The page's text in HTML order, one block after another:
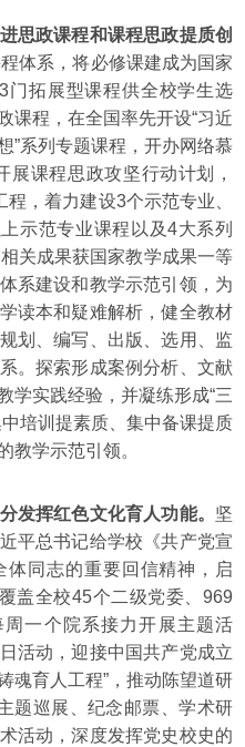
思政课程和课程思政提质创
体系，将必修课建成为国家
门拓展型课程供全校学生选
课程，在全国率先开设“习近
”系列专题课程，开办网络慕
展课程思政攻坚行动计划，
程，着力建设3个示范专业、
示范专业课程以及4大系列
关成果获国家教学成果一等
系建设和教学示范引领，为
读本和疑难解析，健全教材
划、编写、出版、选用、监
。探索形成案例分析、文献
学实践经验，并凝练形成“三
培训提素质、集中备课提质
教学示范引领。
发挥红色文化育人功能。 坚
平总书记给学校《共产党宣
同志的重要回信精神，启
盖全校45个二级党委、969
一个院系接力开展主题活
活动，迎接中国共产党成立
魂育人工程”，推动陈望道研
题巡展、纪念邮票、学术研
活动，深度发挥党史校史的